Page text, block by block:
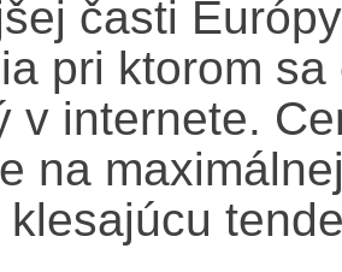
časti
pri ktorom
v internete.
na